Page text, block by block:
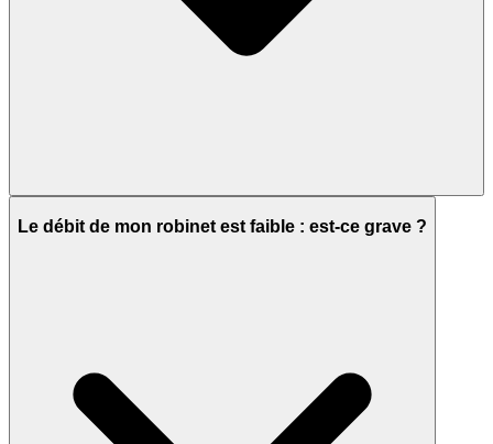
Le débit de mon robinet est faible : est-ce grave ?